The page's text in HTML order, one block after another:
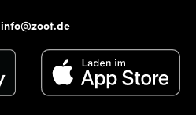
info@zoot.de